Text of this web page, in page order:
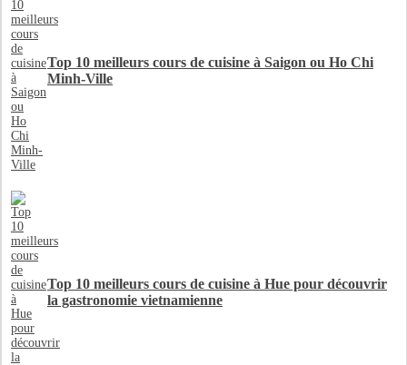
Top 10 meilleurs cours de cuisine à Saigon ou Ho Chi
Minh-Ville
Top 10 meilleurs cours de cuisine à Hue pour découvrir
la gastronomie vietnamienne